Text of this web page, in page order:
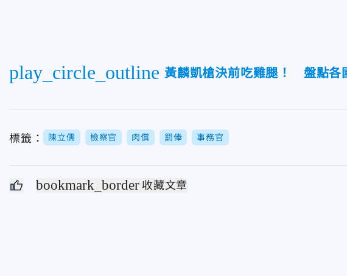
play_circle_outline 黃麟凱槍決前吃雞腿！ 盤點各
標籤： 陳立儒 檢察官 肉償 罰俸 事務官
bookmark_border 收藏文章